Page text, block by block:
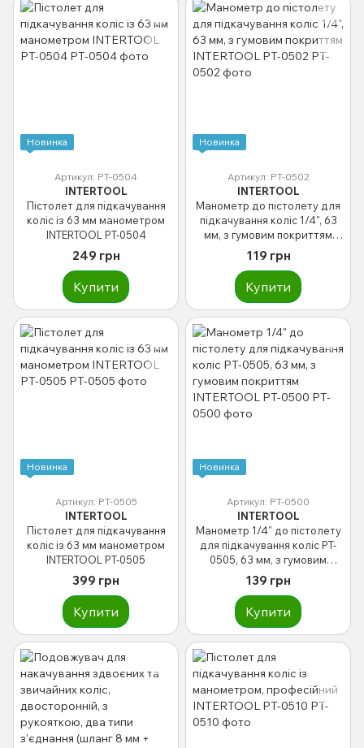
Новинка
Артикул: PT-0504
INTERTOOL
Пістолет для підкачування
коліс із 63 мм манометром
INTERTOOL PT-0504
249 грн
Купити
Новинка
Артикул: PT-0502
INTERTOOL
Манометр до пістолету для
підкачування коліс 1/4", 63
мм, з гумовим покриттям
INTERTOOL PT-0502
119 грн
Купити
Новинка
Артикул: PT-0505
INTERTOOL
Пістолет для підкачування
коліс із 63 мм манометром
INTERTOOL PT-0505
399 грн
Купити
Новинка
Артикул: PT-0500
INTERTOOL
Манометр 1/4" до пістолету
для підкачування коліс PT-
0505, 63 мм, з гумовим
покриттям INTERTOOL PT-
0500
139 грн
Купити